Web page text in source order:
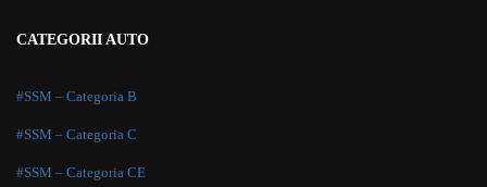
CATEGORII AUTO
#SSM – Categoria B
#SSM – Categoria C
#SSM – Categoria CE